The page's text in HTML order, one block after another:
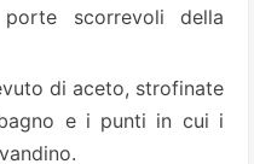
scorrevoli della
di aceto, strofinate
e i punti in cui i